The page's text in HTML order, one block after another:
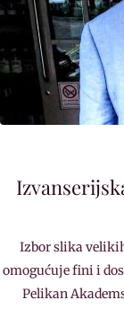
Izbor slika
omogućuje fini i
Pelikan